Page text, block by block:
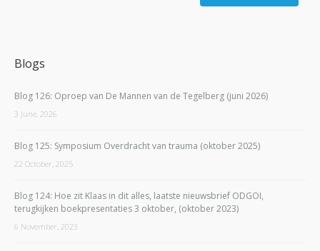
Blogs
Blog 126: Oproep van De Mannen van de Tegelberg (juni 2026)
3 June, 2026
Blog 125: Symposium Overdracht van trauma (oktober 2025)
22 October, 2025
Blog 124: Hoe zit Klaas in dit alles, laatste nieuwsbrief ODGOI,
terugkijken boekpresentaties 3 oktober, (oktober 2023)
6 November, 2023